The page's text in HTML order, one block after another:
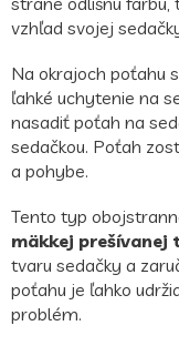
vzhľad svojej
Na okrajoch poťahu
ľahké uchytenie na
nasadiť poťah na
sedačkou. Poťah
a pohybe.
Tento typ
mäkkej prešívanej
tvaru sedačky a
poťahu je ľahko
problém.